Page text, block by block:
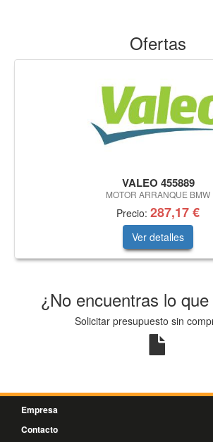
Ofertas
VALEO 455889
MOTOR ARRANQUE BMW
Precio: 287,17 €
Ver detalles
¿No encuentras lo
Solicitar presupuesto sin
Empresa
Contacto